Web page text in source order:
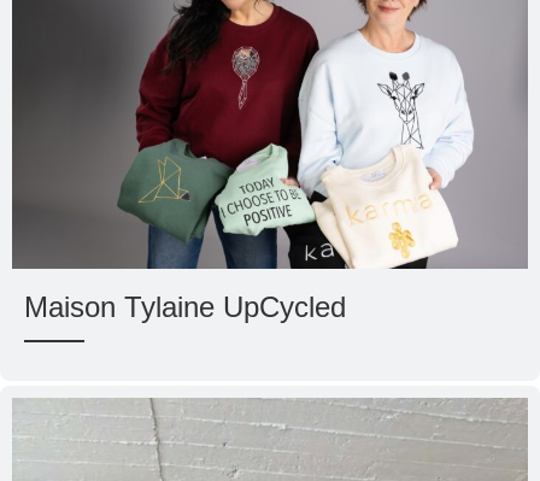
Maison Tylaine UpCycled